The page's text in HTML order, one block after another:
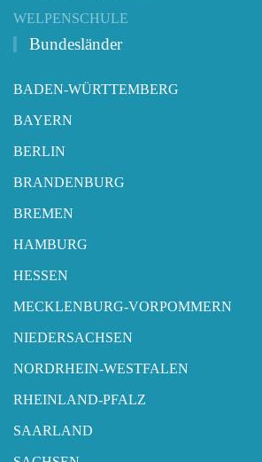
WELPENSCHULE
Bundesländer
BADEN-WÜRTTEMBERG
BAYERN
BERLIN
BRANDENBURG
BREMEN
HAMBURG
HESSEN
MECKLENBURG-VORPOMMERN
NIEDERSACHSEN
NORDRHEIN-WESTFALEN
RHEINLAND-PFALZ
SAARLAND